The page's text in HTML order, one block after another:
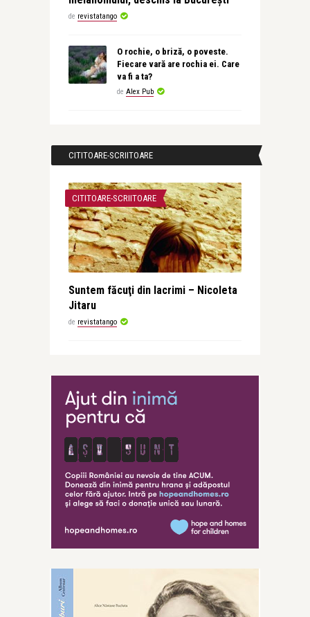
de revistatango
O rochie, o briză, o poveste.
Fiecare vară are rochia ei. Care
va fi a ta?
de Alex Pub
CITITOARE-SCRIITOARE
CITITOARE-SCRIITOARE
Suntem făcuţi din lacrimi – Nicoleta
Jitaru
de revistatango